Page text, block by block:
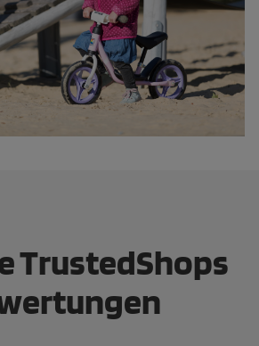
TrustedShops